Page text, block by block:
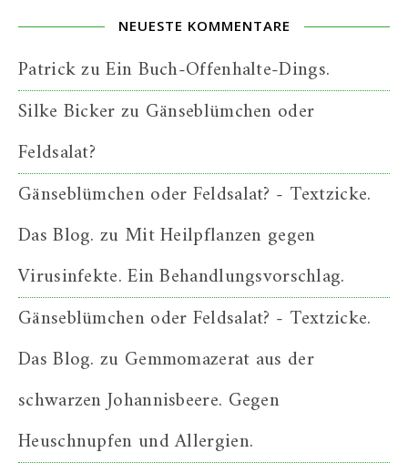
NEUESTE KOMMENTARE
PatrickzuEin Buch-Offenhalte-Dings.
Silke Bickerzu Gänseblümchen oder
Feldsalat?
Gänseblümchen oder Feldsalat? - Textzicke.
Das Blog. zu Mit Heilpflanzen gegen
Virusinfekte. Ein Behandlungsvorschlag.
Gänseblümchen oder Feldsalat? - Textzicke.
Das Blog. zu Gemmomazerat aus der
schwarzen Johannisbeere. Gegen
Heuschnupfen und Allergien.